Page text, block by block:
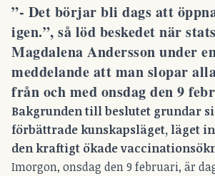
”- Det börjar bli dags att
igen.”, så löd beskedet när
Magdalena Andersson under
meddelande att man slopar
från och med onsdag den 9
Bakgrunden till beslutet grundar
förbättrade kunskapsläget, läget
den kraftigt ökade
Imorgon, onsdag den 9 februari, är